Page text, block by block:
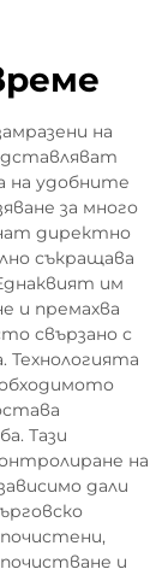
на
на удобните
за много
директно
съкращава
им
и премахва
свързано с
Технологията
Тази
на
дали
и